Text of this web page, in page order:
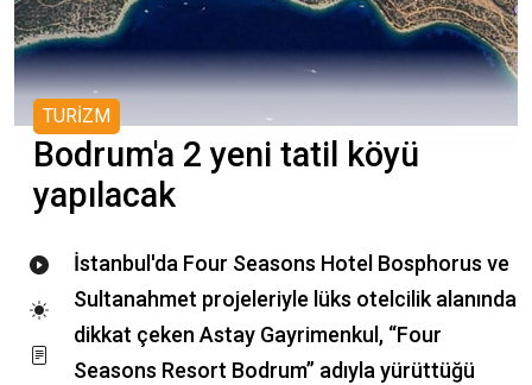
TURİZM
Bodrum'a 2 yeni tatil köyü
yapılacak
İstanbul'da Four Seasons Hotel Bosphorus ve
Sultanahmet projeleriyle lüks otelcilik alanında
dikkat çeken Astay Gayrimenkul, “Four
Seasons Resort Bodrum” adıyla yürüttüğü